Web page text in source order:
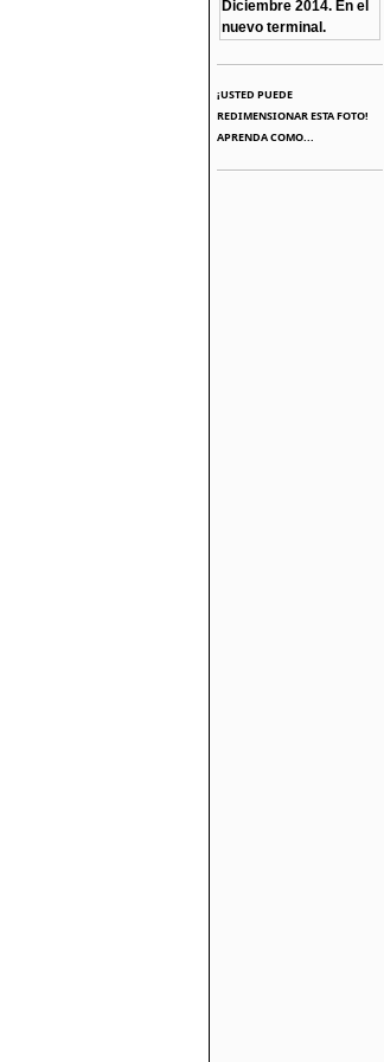
Diciembre 2014. En el
nuevo terminal.
¡USTED PUEDE
REDIMENSIONAR ESTA FOTO!
APRENDA COMO...